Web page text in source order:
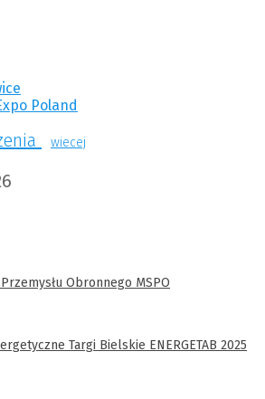
wiecej
Obronnego MSPO
Targi Bielskie ENERGETAB 2025